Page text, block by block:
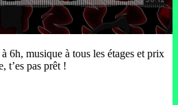
6h, musique à tous les étages et prix
t’es pas prêt !